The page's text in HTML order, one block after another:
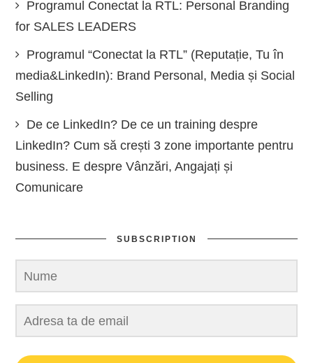
Programul Conectat la RTL: Personal Branding
for SALES LEADERS
Programul “Conectat la RTL” (Reputație, Tu în
media&LinkedIn): Brand Personal, Media și Social
Selling
De ce LinkedIn? De ce un training despre
LinkedIn? Cum să crești 3 zone importante pentru
business. E despre Vânzări, Angajați și
Comunicare
SUBSCRIPTION